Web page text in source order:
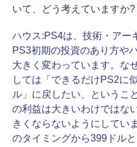
いて、どう考えていますか?
ハウス:PS4は、技術・アー
PS3初期の投資のあり方や
大きく変わっています。な
しては「できるだけPS2に
ル」に戻したい、というこ
の利益は大きいわけではな
きくならないようにしてい
のタイミングから399ドル